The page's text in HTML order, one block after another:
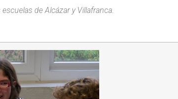
de Alcázar y Villafranca.